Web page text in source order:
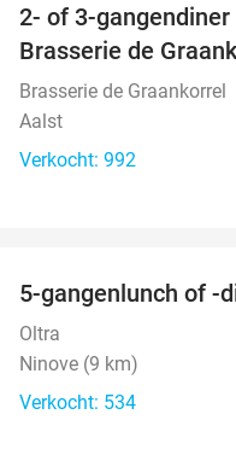
2- of 3-
Brasserie de
Brasserie de Graankorrel
Aalst
Verkocht: 992
5-gangenlunch of -
Oltra
Ninove (9 km)
Verkocht: 534